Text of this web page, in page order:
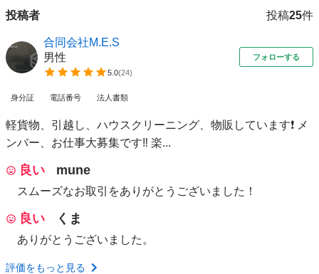
投稿者 投稿25件
合同会社M.E.S
男性
5.0(24)
フォローする
身分証 電話番号 法人書類
軽貨物、引越し、ハウスクリーニング、物販しています❗ メ
ンバー、お仕事大募集です‼️ 楽...
良い mune
スムーズなお取引をありがとうございました！
良い くま
ありがとうございました。
評価をもっと見る